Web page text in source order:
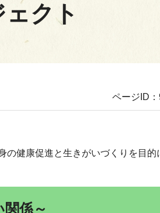
クト
ページID
の健康促進と生きがいづくりを目
係～